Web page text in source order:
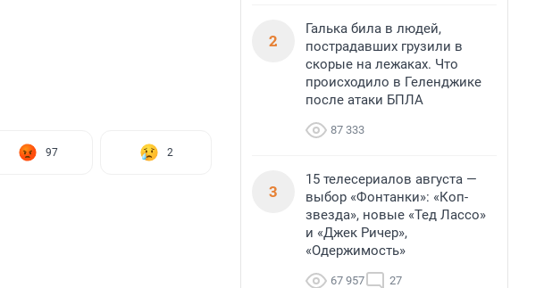
97 2
2
Галька била в людей,
пострадавших грузили в
скорые на лежаках. Что
происходило в Геленджике
после атаки БПЛА
87 333
3
15 телесериалов августа —
выбор «Фонтанки»: «Коп-
звезда», новые «Тед Лассо»
и «Джек Ричер»,
«Одержимость»
67 957 27